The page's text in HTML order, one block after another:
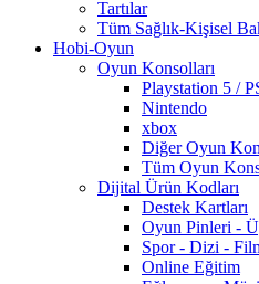
Tartılar
Tüm Sağlık-Kişisel
Hobi-Oyun
Oyun Konsolları
Playstation 5 /
Nintendo
xbox
Diğer Oyun
Tüm Oyun
Dijital Ürün Kodları
Destek Kartları
Oyun Pinleri -
Spor - Dizi -
Online Eğitim